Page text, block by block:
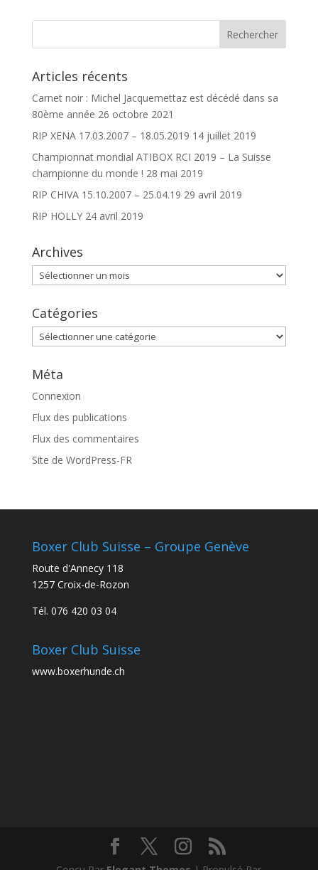
Articles récents
Carnet noir : Michel Jacquemettaz est décédé dans sa
80ème année 26 octobre 2021
RIP XENA 17.03.2007 – 18.05.2019 14 juillet 2019
Championnat mondial ATIBOX RCI 2019 – La Suisse
championne du monde ! 28 mai 2019
RIP CHIVA 15.10.2007 – 25.04.19 29 avril 2019
RIP HOLLY 24 avril 2019
Archives
Archives
Catégories
Catégories
Méta
Connexion
Flux des publications
Flux des commentaires
Site de WordPress-FR
Boxer Club Suisse – Groupe Genève
Route d'Annecy 118
1257 Croix-de-Rozon
Tél. 076 420 03 04
Boxer Club Suisse
www.boxerhunde.ch